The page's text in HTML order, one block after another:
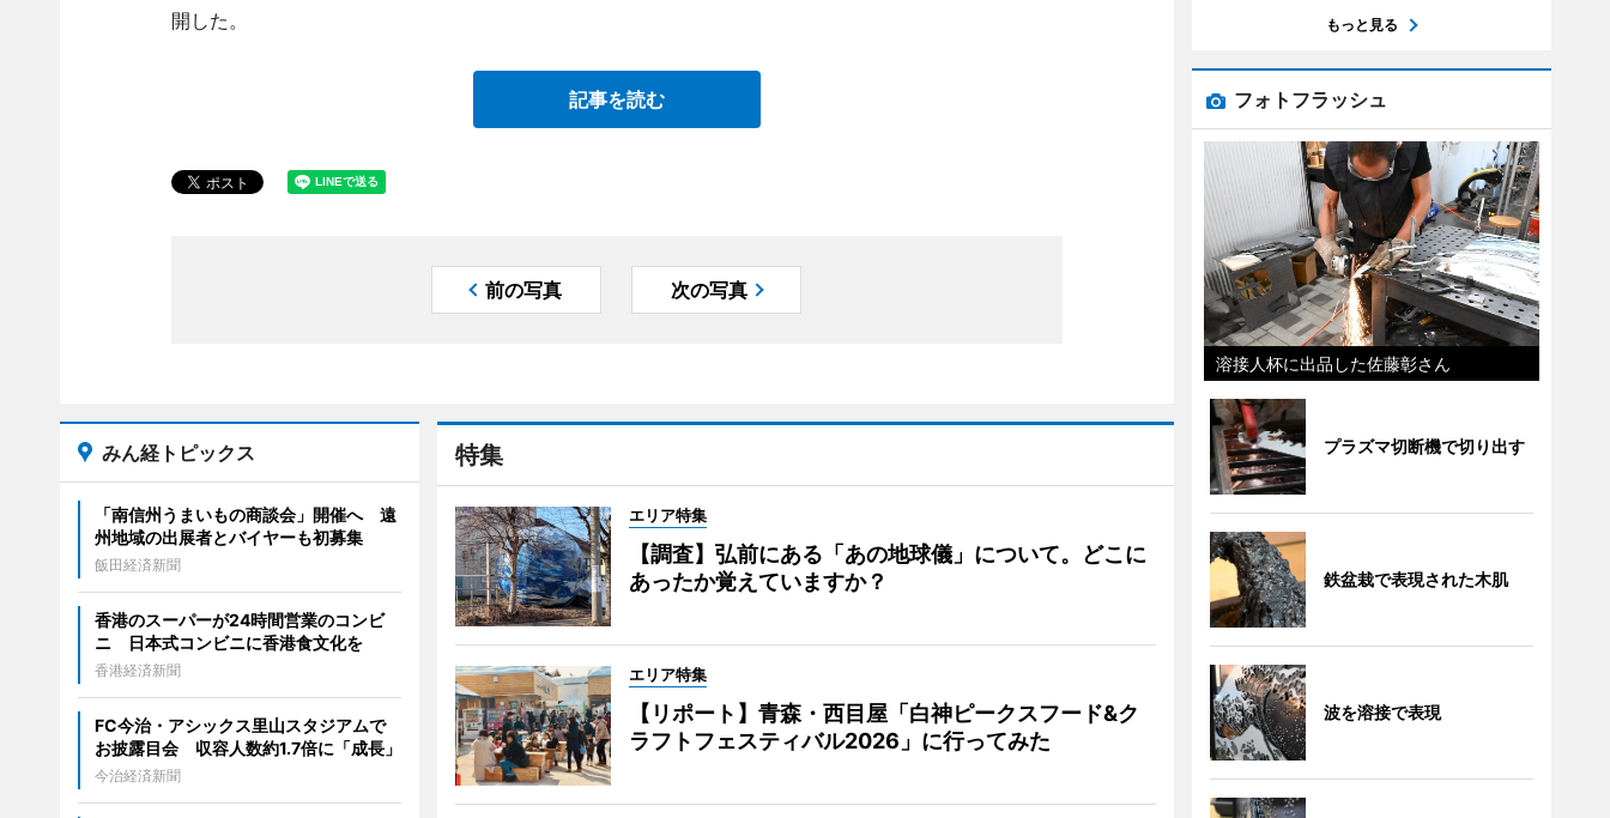
開した。
記事を読む
前の写真 次の写真
特集
エリア特集
【調査】弘前にある「あの地球儀」について。どこに
あったか覚えていますか？
エリア特集
【リポート】青森・西目屋「白神ピークスフード&ク
ラフトフェスティバル2026」に行ってみた
みん経トピックス
「南信州うまいもの商談会」開催へ 遠
州地域の出展者とバイヤーも初募集
飯田経済新聞
香港のスーパーが24時間営業のコンビ
ニ 日本式コンビニに香港食文化を
香港経済新聞
FC今治・アシックス里山スタジアムで
お披露目会 収容人数約1.7倍に「成長」
今治経済新聞
もっと見る
フォトフラッシュ
溶接人杯に出品した佐藤彰さん
プラズマ切断機で切り出す
鉄盆栽で表現された木肌
波を溶接で表現